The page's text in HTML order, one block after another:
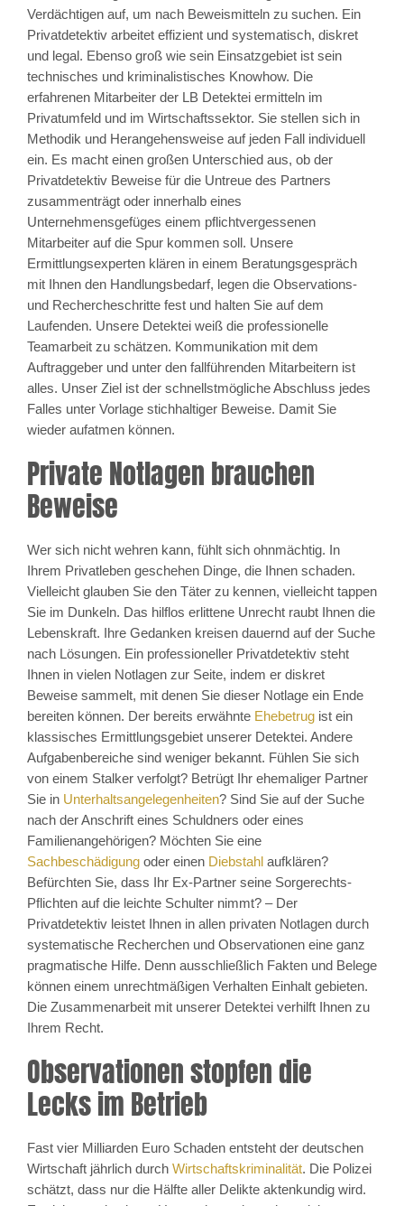
Verdächtigen auf, um nach Beweismitteln zu suchen. Ein
Privatdetektiv arbeitet effizient und systematisch, diskret
und legal. Ebenso groß wie sein Einsatzgebiet ist sein
technisches und kriminalistisches Knowhow. Die
erfahrenen Mitarbeiter der LB Detektei ermitteln im
Privatumfeld und im Wirtschaftssektor. Sie stellen sich in
Methodik und Herangehensweise auf jeden Fall individuell
ein. Es macht einen großen Unterschied aus, ob der
Privatdetektiv Beweise für die Untreue des Partners
zusammenträgt oder innerhalb eines
Unternehmensgefüges einem pflichtvergessenen
Mitarbeiter auf die Spur kommen soll. Unsere
Ermittlungsexperten klären in einem Beratungsgespräch
mit Ihnen den Handlungsbedarf, legen die Observations-
und Rechercheschritte fest und halten Sie auf dem
Laufenden. Unsere Detektei weiß die professionelle
Teamarbeit zu schätzen. Kommunikation mit dem
Auftraggeber und unter den fallführenden Mitarbeitern ist
alles. Unser Ziel ist der schnellstmögliche Abschluss jedes
Falles unter Vorlage stichhaltiger Beweise. Damit Sie
wieder aufatmen können.
Private Notlagen brauchen
Beweise
Wer sich nicht wehren kann, fühlt sich ohnmächtig. In
Ihrem Privatleben geschehen Dinge, die Ihnen schaden.
Vielleicht glauben Sie den Täter zu kennen, vielleicht tappen
Sie im Dunkeln. Das hilflos erlittene Unrecht raubt Ihnen die
Lebenskraft. Ihre Gedanken kreisen dauernd auf der Suche
nach Lösungen. Ein professioneller Privatdetektiv steht
Ihnen in vielen Notlagen zur Seite, indem er diskret
Beweise sammelt, mit denen Sie dieser Notlage ein Ende
bereiten können. Der bereits erwähnte Ehebetrug ist ein
klassisches Ermittlungsgebiet unserer Detektei. Andere
Aufgabenbereiche sind weniger bekannt. Fühlen Sie sich
von einem Stalker verfolgt? Betrügt Ihr ehemaliger Partner
Sie in Unterhaltsangelegenheiten? Sind Sie auf der Suche
nach der Anschrift eines Schuldners oder eines
Familienangehörigen? Möchten Sie eine
Sachbeschädigung oder einen Diebstahl aufklären?
Befürchten Sie, dass Ihr Ex-Partner seine Sorgerechts-
Pflichten auf die leichte Schulter nimmt? – Der
Privatdetektiv leistet Ihnen in allen privaten Notlagen durch
systematische Recherchen und Observationen eine ganz
pragmatische Hilfe. Denn ausschließlich Fakten und Belege
können einem unrechtmäßigen Verhalten Einhalt gebieten.
Die Zusammenarbeit mit unserer Detektei verhilft Ihnen zu
Ihrem Recht.
Observationen stopfen die
Lecks im Betrieb
Fast vier Milliarden Euro Schaden entsteht der deutschen
Wirtschaft jährlich durch Wirtschaftskriminalität. Die Polizei
schätzt, dass nur die Hälfte aller Delikte aktenkundig wird.